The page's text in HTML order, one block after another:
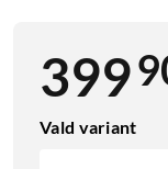
399
Vald variant